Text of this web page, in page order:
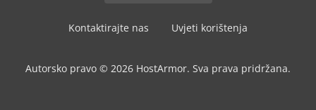
Kontaktirajte nas Uvjeti korištenja
Autorsko pravo © 2026 HostArmor. Sva prava pridržana.